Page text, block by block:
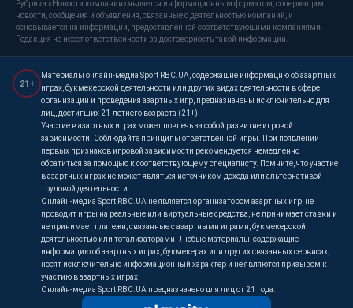
Рубрика «Новости компании» является информационным форматом, содержащим
новости, сообщения и объявления, связанные с деятельностью компаний, и
основывается на информации, предоставленной соответствующими компаниями.
Редакция не несет ответственности за достоверность такой информации.
21+
Материалы онлайн-медиа Sport RBC.UA, содержащие информацию об азартных
играх, букмекерской деятельности или других видах деятельности в сфере
организации и проведения азартных игр, предназначены исключительно для
лиц, достигших 21-летнего возраста (21+).
Участие в азартных играх может повлечь за собой развитие игровой
зависимости. Соблюдайте принципы ответственной игры. При появлении
первых признаков игровой зависимости рекомендуется немедленно
обратиться за помощью к соответствующему специалисту. Помните, что участие
в азартных играх не может являться источником дохода или альтернативой
трудовой деятельности.
Онлайн-медиа Sport RBC.UA не является организатором азартных игр, не
проводит игры на реальные или виртуальные средства, не принимает ставки и
не принимает платежи, связанные с азартными играми, букмекерской
деятельностью или тотализаторами. Любые материалы, содержащие
информацию об азартных играх, букмекерах или других связанных сервисах,
носят исключительно информационный характер и не являются призывом к
участию в азартных играх.
Онлайн-медиа Sport RBC.UA предназначено для лиц от 21 года.